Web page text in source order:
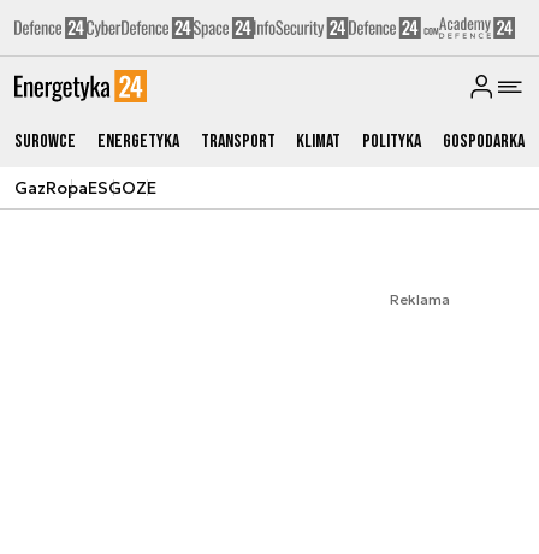
Surowce Energetyka Transport Klimat Polityka Gospodarka
GazRopaESGOZE
Reklama